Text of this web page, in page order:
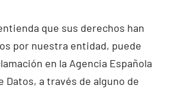
que sus derechos han
por nuestra entidad, puede
en la Agencia Española
Datos, a través de alguno de